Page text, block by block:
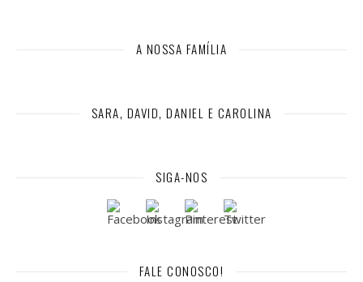
A NOSSA FAMÍLIA
SARA, DAVID, DANIEL E CAROLINA
SIGA-NOS
FALE CONOSCO!